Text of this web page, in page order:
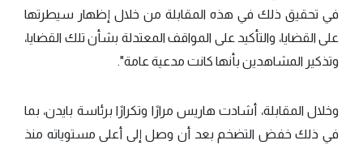
في تحقيق ذلك في هذه المقابلة من خلال إظهار سيطرتها
على القضايا، والتأكيد على المواقف المعتدلة بشأن تلك القضايا،
وتذكير المشاهدين بأنها كانت مدعية عامة".
وخلال المقابلة، أشادت هاريس مرارًا وتكرارًا برئاسة بايدن، بما
في ذلك خفض التضخم بعد أن وصل إلى أعلى مستوياته منذ